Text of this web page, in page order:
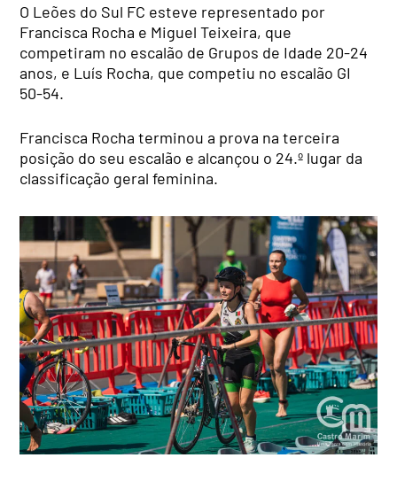
O Leões do Sul FC esteve representado por
Francisca Rocha e Miguel Teixeira, que
competiram no escalão de Grupos de Idade 20-24
anos, e Luís Rocha, que competiu no escalão GI
50-54.
Francisca Rocha terminou a prova na terceira
posição do seu escalão e alcançou o 24.º lugar da
classificação geral feminina.